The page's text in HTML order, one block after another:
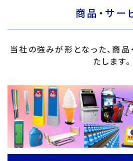
商品・サー
当社の強みが形となった、商品
たします。